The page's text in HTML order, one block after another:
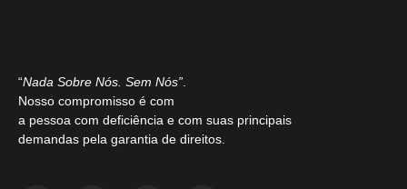
“Nada Sobre Nós. Sem Nós”
Nosso compromisso é com
a pessoa com deficiência e com suas principais
demandas pela garantia de direitos.